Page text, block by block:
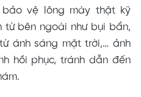
bảo vệ lông mày thật kỹ
từ bên ngoài như bụi bẩn,
ánh sáng mặt trời,… ảnh
hồi phục, tránh dẫn đến